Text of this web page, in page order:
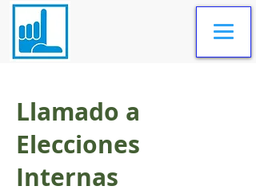
Llamado a
Elecciones
Internas